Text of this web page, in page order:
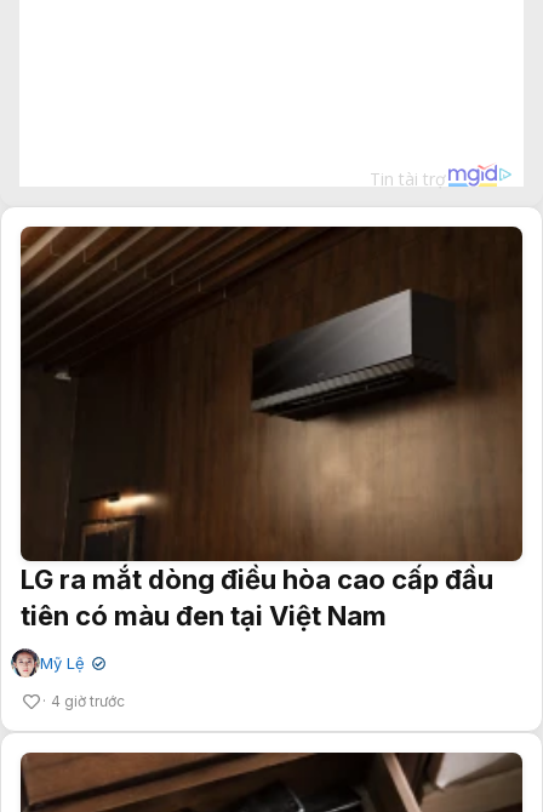
LG ra mắt dòng điều hòa cao cấp đầu
tiên có màu đen tại Việt Nam
Mỹ Lệ ✔
4 giờ trước